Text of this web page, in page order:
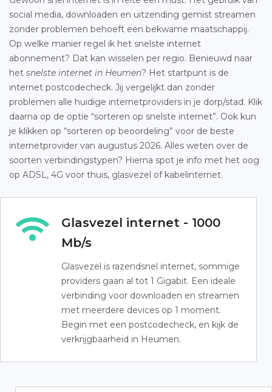
social media, downloaden en uitzending gemist streamen
zonder problemen behoeft een bekwame maatschappij.
Op welke manier regel ik het snelste internet
abonnement? Dat kan wisselen per regio. Benieuwd naar
het snelste internet in Heumen? Het startpunt is de
internet postcodecheck. Jij vergelijkt dan zonder
problemen alle huidige internetproviders in je dorp/stad. Klik
daarna op de optie “sorteren op snelste internet”. Ook kun
je klikken op “sorteren op beoordeling” voor de beste
internetprovider van augustus 2026. Alles weten over de
soorten verbindingstypen? Hierna spot je info met het oog
op ADSL, 4G voor thuis, glasvezel of kabelinternet.
Glasvezel internet - 1000
Mb/s
Glasvezel is razendsnel internet, sommige
providers gaan al tot 1 Gigabit. Een ideale
verbinding voor downloaden en streamen
met meerdere devices op 1 moment.
Begin met een postcodecheck, en kijk de
verkrijgbaarheid in Heumen.